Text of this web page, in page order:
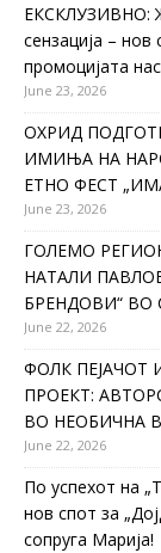
ЕКСКЛУЗИВНО:
сензација –
промоцијата
June 23, 2026
ОХРИД
ИМИЊА НА
ЕТНО ФЕСТ
June 23, 2026
ГОЛЕМО
НАТАЛИ
БРЕНДОВИ“ ВО
June 22, 2026
ФОЛК ПЕЈАЧОТ
ПРОЕКТ:
ВО НЕОБИЧНА
June 22, 2026
По успехот на
нов спот за
сопруга Марија!